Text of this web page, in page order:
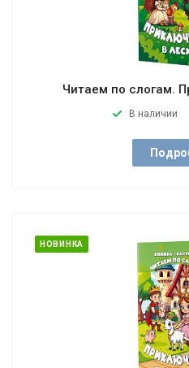
Читаем по слогам.
В наличии
НОВИНКА